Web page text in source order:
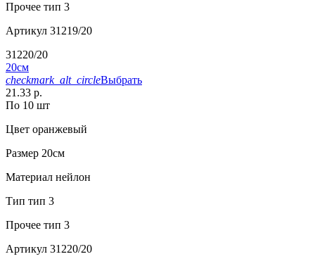
Прочее тип 3
Артикул 31219/20
31220/20
20см
checkmark_alt_circleВыбрать
21.33 р.
По 10 шт
Цвет оранжевый
Размер 20см
Материал нейлон
Тип тип 3
Прочее тип 3
Артикул 31220/20